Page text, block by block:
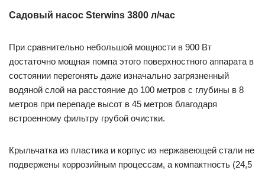
Садовый насос Sterwins 3800 л/час
При сравнительно небольшой мощности в 900 Вт
достаточно мощная помпа этого поверхностного аппарата в
состоянии перегонять даже изначально загрязненный
водяной слой на расстояние до 100 метров с глубины в 8
метров при перепаде высот в 45 метров благодаря
встроенному фильтру грубой очистки.
Крыльчатка из пластика и корпус из нержавеющей стали не
подвержены коррозийным процессам, а компактность (24,5